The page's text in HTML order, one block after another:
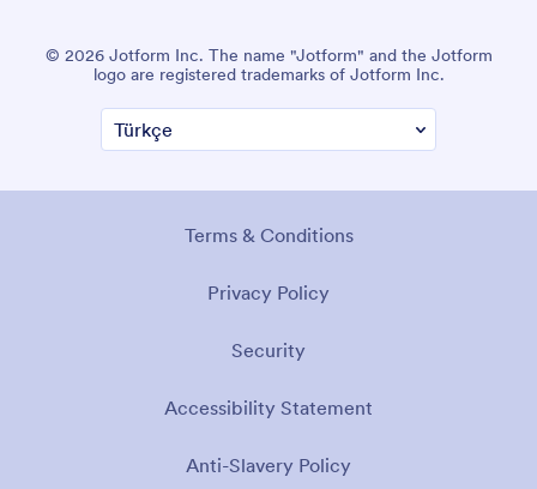
© 2026 Jotform Inc. The name "Jotform" and the Jotform
logo are registered trademarks of Jotform Inc.
Terms & Conditions
Privacy Policy
Security
Accessibility Statement
Anti-Slavery Policy